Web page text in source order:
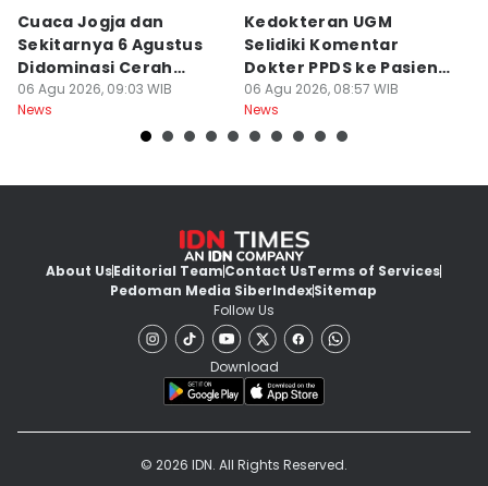
Cuaca Jogja dan
Sekitarnya 6 Agustus
Didominasi Cerah
Berawan
06 Agu 2026, 09:03 WIB
News
Kedokteran UGM
Selidiki Komentar
Dokter PPDS ke Pasien
BPJS di Medsos
06 Agu 2026, 08:57 WIB
News
About UsEditorial TeamContact UsTerms of Services
Pedoman Media SiberIndexSitemap
Follow Us
Download
© 2026 IDN. All Rights Reserved.